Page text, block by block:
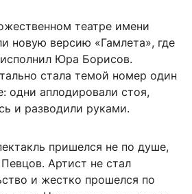
театре имени
новую версию «Гамлета», где
Юра Борисов.
стала темой номер один
одни аплодировали стоя,
и разводили руками.
пришелся не по душе,
Артист не стал
и жестко прошелся по